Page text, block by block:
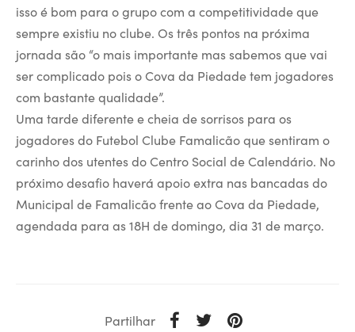
isso é bom para o grupo com a competitividade que
sempre existiu no clube. Os três pontos na próxima
jornada são “o mais importante mas sabemos que vai
ser complicado pois o Cova da Piedade tem jogadores
com bastante qualidade”.
Uma tarde diferente e cheia de sorrisos para os
jogadores do Futebol Clube Famalicão que sentiram o
carinho dos utentes do Centro Social de Calendário. No
próximo desafio haverá apoio extra nas bancadas do
Municipal de Famalicão frente ao Cova da Piedade,
agendada para as 18H de domingo, dia 31 de março.
Partilhar